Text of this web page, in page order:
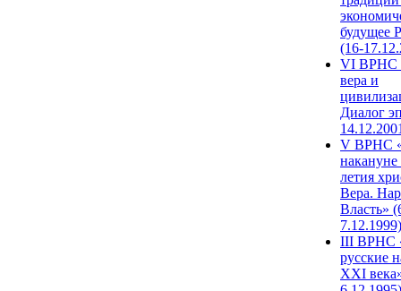
будущее
(16-
VI ВРНС
вера и
Диалог
V ВРНС
накануне
летия
Вера.
Власть»
7.12.1999)
III ВРНС
русские
XXI